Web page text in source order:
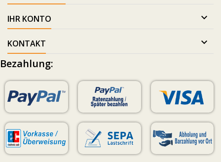
IHR KONTO 
KONTAKT 
Bezahlung: